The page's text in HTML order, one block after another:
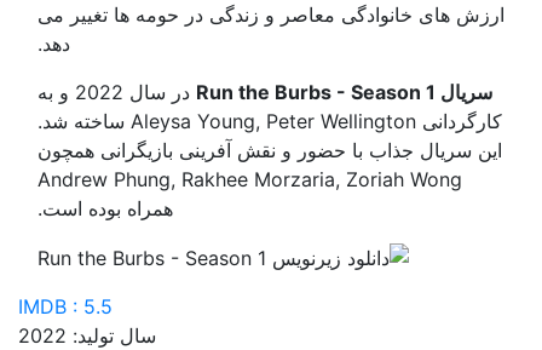
ارزش های خانوادگی معاصر و زندگی در حومه ها تغییر می
دهد.
سریال Run the Burbs - Season 1
در سال 2022 و به
کارگردانی Aleysa Young, Peter Wellington ساخته شد.
این سریال جذاب با حضور و نقش آفرینی بازیگرانی همچون
Andrew Phung, Rakhee Morzaria, Zoriah Wong
همراه بوده است.
IMDB : 5.5
سال تولید: 2022